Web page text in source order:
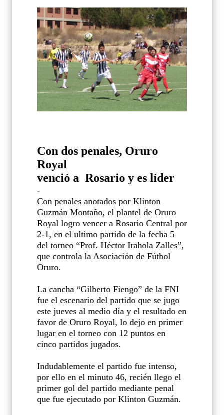
Con dos penales, Oruro
Royal
venció a Rosario y es líder
-
Con penales anotados por Klinton
Guzmán Montaño, el plantel de Oruro
Royal logro vencer a Rosario Central por
2-1, en el ultimo partido de la fecha 5
del torneo “Prof. Héctor Irahola Zalles”,
que controla la Asociación de Fútbol
Oruro.
La cancha “Gilberto Fiengo” de la FNI
fue el escenario del partido que se jugo
este jueves al medio día y el resultado en
favor de Oruro Royal, lo dejo en primer
lugar en el torneo con 12 puntos en
cinco partidos jugados.
Indudablemente el partido fue intenso,
por ello en el minuto 46, recién llego el
primer gol del partido mediante penal
que fue ejecutado por Klinton Guzmán.